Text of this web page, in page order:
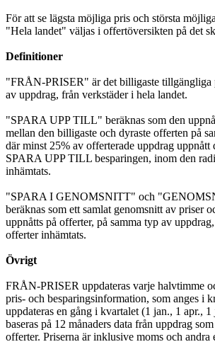
För att se lägsta möjliga pris och största
"Hela landet" väljas i offertöversikten på det
Definitioner
"FRÅN-PRISER" är det billigaste tillgängliga
av uppdrag, från verkstäder i hela landet.
"SPARA UPP TILL" beräknas som den
mellan den billigaste och dyraste offerten på
där minst 25% av offerterade uppdrag uppnått
SPARA UPP TILL besparingen, inom den
inhämtats.
"SPARA I GENOMSNITT" och
beräknas som ett samlat genomsnitt av priser
uppnåtts på offerter, på samma typ av
offerter inhämtats.
Övrigt
FRÅN-PRISER uppdateras varje halvtimme
pris- och besparingsinformation, som anges i
uppdateras en gång i kvartalet (1 jan., 1 apr.,
baseras på 12 månaders data från uppdrag
offerter. Priserna är inklusive moms och andra